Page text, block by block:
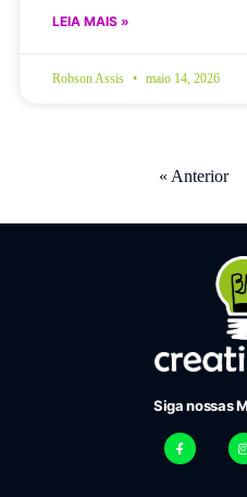
LEIA MAIS »
Robson Assis maio 14, 2026
« Anterior
Siga nossas